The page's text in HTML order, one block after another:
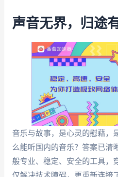
声音无界，归途
音乐与故事，是心灵的慰藉，
么能听国内的音乐？答案已清
般专业、稳定、安全的工具，
仅解决技术障碍，更重新连接